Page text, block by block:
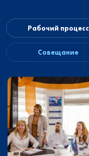
Рабочий процесс
Совещание